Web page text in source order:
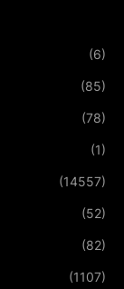
(6)
(85)
(78)
(1)
(14557)
(52)
(82)
(1107)